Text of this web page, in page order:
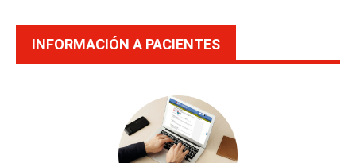
INFORMACIÓN A PACIENTES